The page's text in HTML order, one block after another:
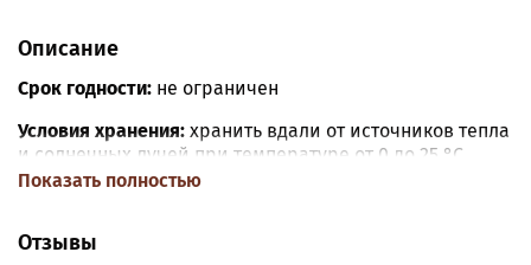
Описание
Срок годности: не ограничен
Условия хранения: хранить вдали от источников тепла
и солнечных лучей при температуре от 0 до 25 °C
(сливками) и украсить кондитерское изделие. Для
Показать полностью
Отзывы